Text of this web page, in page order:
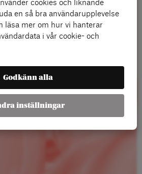
cookies och liknande
en så bra användarupplevelse
läsa mer om hur vi hanterar
i vår cookie- och
Godkänn alla
inställningar